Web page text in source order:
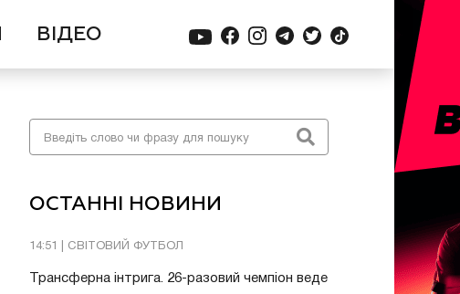
ВІДЕО
ОСТАННІ НОВИНИ
14:51 | СВІТОВИЙ ФУТБОЛ
Трансферна інтрига. 26-разовий чемпіон веде